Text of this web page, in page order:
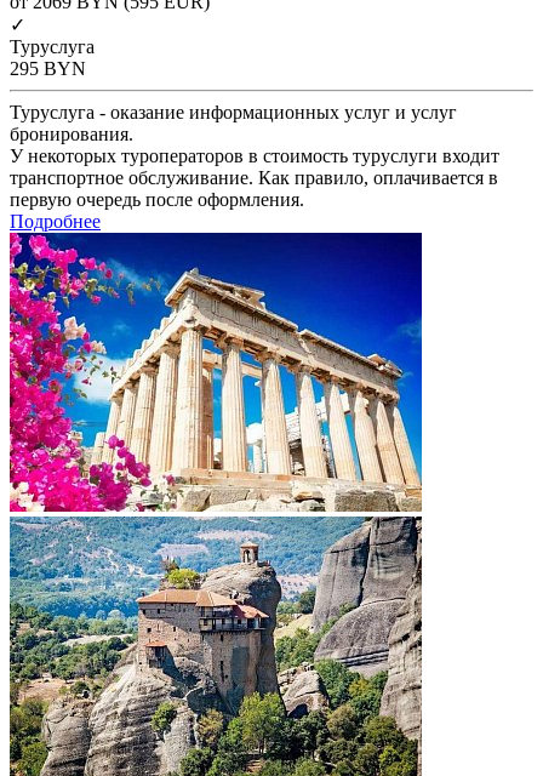
✓
Туруслуга
295 BYN
Туруслуга - оказание информационных услуг и услуг
бронирования.
У некоторых туроператоров в стоимость туруслуги входит
транспортное обслуживание. Как правило, оплачивается в
первую очередь после оформления.
Подробнее